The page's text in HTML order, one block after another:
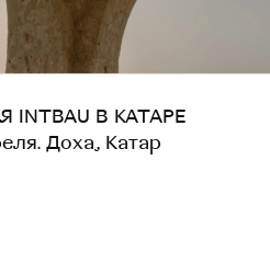
В КАТАРЕ
Доха, Катар